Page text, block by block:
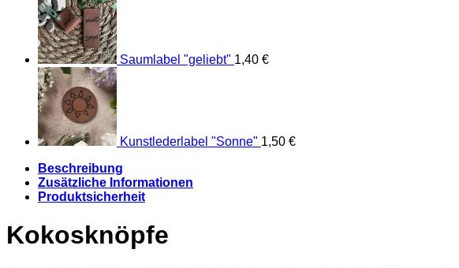
Saumlabel "geliebt" 1,40 €
Kunstlederlabel "Sonne" 1,50 €
Beschreibung
Zusätzliche Informationen
Produktsicherheit
Kokosknöpfe